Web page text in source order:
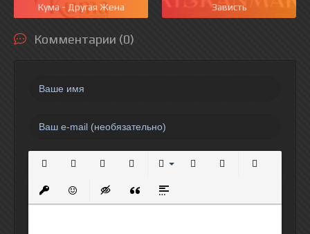
Кума - Другая Жена Зависть
Комментарии (0)
Вставить защищенную ссылку
Вставить смайлик
Вставка скрытого текста
Вставка цитаты
Вставка спойлера